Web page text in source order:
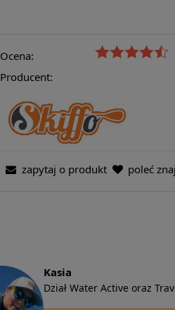
Ocena:
Producent:
zapytaj o produkt poleć
Kasia
Dział Water Active oraz